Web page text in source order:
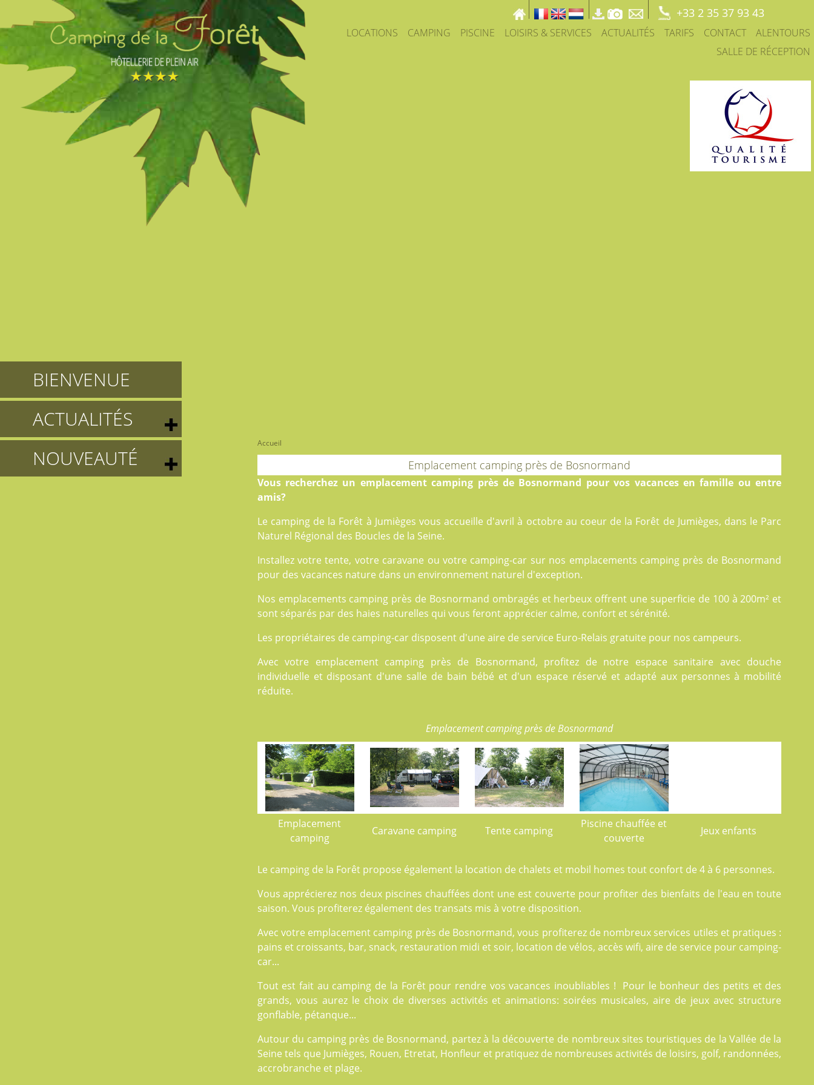
+33 2 35 37 93 43
LOCATIONS CAMPING PISCINE LOISIRS & SERVICES ACTUALITÉS TARIFS CONTACT
ALENTOURS
SALLE DE RÉCEPTION
BIENVENUE
ACTUALITÉS
NOUVEAUTÉ
Accueil
Emplacement camping près de Bosnormand
Vous recherchez un emplacement camping près de Bosnormand pour vos vacances en famille ou entre
amis?
Le camping de la Forêt à Jumièges vous accueille d'avril à octobre au coeur de la Forêt de Jumièges, dans le Parc
Naturel Régional des Boucles de la Seine.
Installez votre tente, votre caravane ou votre camping-car sur nos emplacements camping près de Bosnormand
pour des vacances nature dans un environnement naturel d'exception.
Nos emplacements camping près de Bosnormand ombragés et herbeux offrent une superficie de 100 à 200m² et
sont séparés par des haies naturelles qui vous feront apprécier calme, confort et sérénité.
Les propriétaires de camping-car disposent d'une aire de service Euro-Relais gratuite pour nos campeurs.
Avec votre emplacement camping près de Bosnormand, profitez de notre espace sanitaire avec douche
individuelle et disposant d'une salle de bain bébé et d'un espace réservé et adapté aux personnes à mobilité
réduite.
Emplacement camping près de Bosnormand
Emplacement
camping
Caravane camping Tente camping
Piscine chauffée et
couverte
Jeux enfants
Le camping de la Forêt propose également la location de chalets et mobil homes tout confort de 4 à 6 personnes.
Vous apprécierez nos deux piscines chauffées dont une est couverte pour profiter des bienfaits de l'eau en toute
saison. Vous profiterez également des transats mis à votre disposition.
Avec votre emplacement camping près de Bosnormand, vous profiterez de nombreux services utiles et pratiques :
pains et croissants, bar, snack, restauration midi et soir, location de vélos, accès wifi, aire de service pour camping-
car...
Tout est fait au camping de la Forêtpour rendre vos vacances inoubliables ! Pour le bonheur des petits et des
grands, vous aurez le choix de diverses activités et animations: soirées musicales, aire de jeux avec structure
gonflable, pétanque...
Autour du camping près de Bosnormand, partez à la découverte de nombreux sites touristiques de la Vallée de la
Seine tels que Jumièges, Rouen, Etretat, Honfleur et pratiquez de nombreuses activités de loisirs, golf, randonnées,
accrobranche et plage.